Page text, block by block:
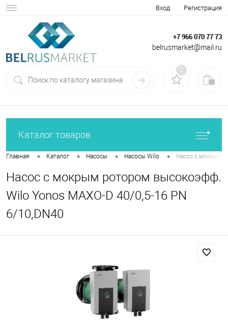
Вход Регистрация
+7 966 070 77 73
belrusmarket@mail.ru
0
Каталог товаров
Главная • Каталог • Насосы • Насосы Wilo • Насос с мокрым
Насос с мокрым ротором высокоэфф.
Wilo Yonos MAXO-D 40/0,5-16 PN
6/10,DN40